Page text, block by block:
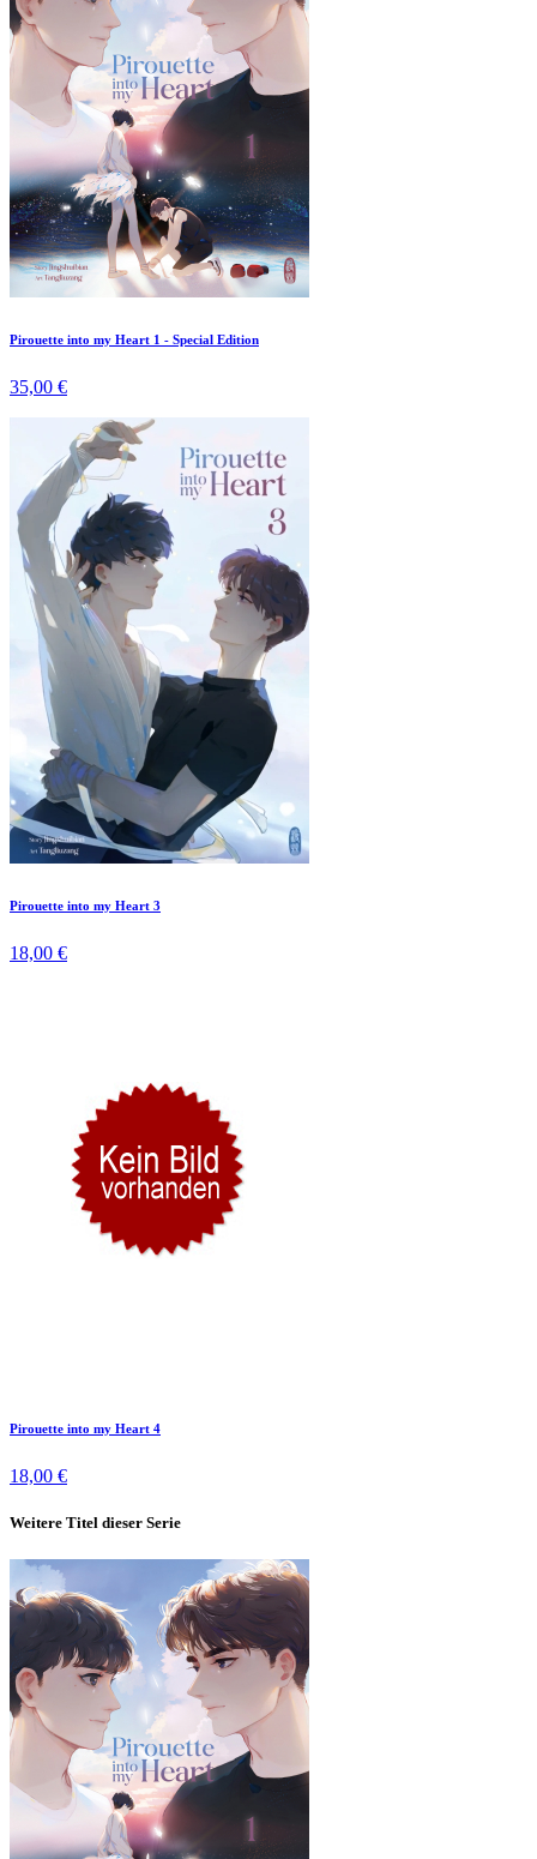
Pirouette into my Heart 1 - Special Edition
35,00 €
Pirouette into my Heart 3
18,00 €
Pirouette into my Heart 4
18,00 €
Weitere Titel dieser Serie